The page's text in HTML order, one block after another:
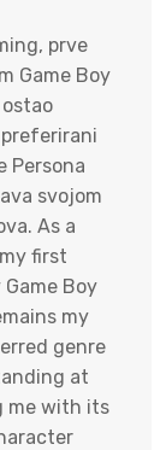
prve
Game Boy
Persona
svojom
As a
first
Boy
my
genre
at
me with its